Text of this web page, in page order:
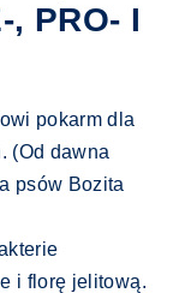
, PRO- I
pokarm dla
(Od dawna
psów Bozita
i florę jelitową.